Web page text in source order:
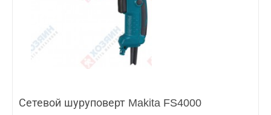
Сетевой шуруповерт Makita FS4000